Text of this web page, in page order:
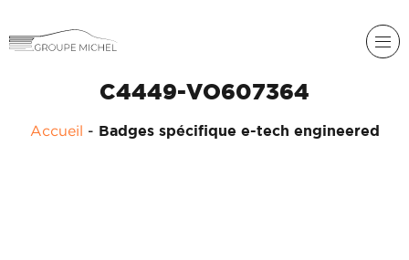
C4449-VO607364
Accueil - Badges spécifique e-tech engineered